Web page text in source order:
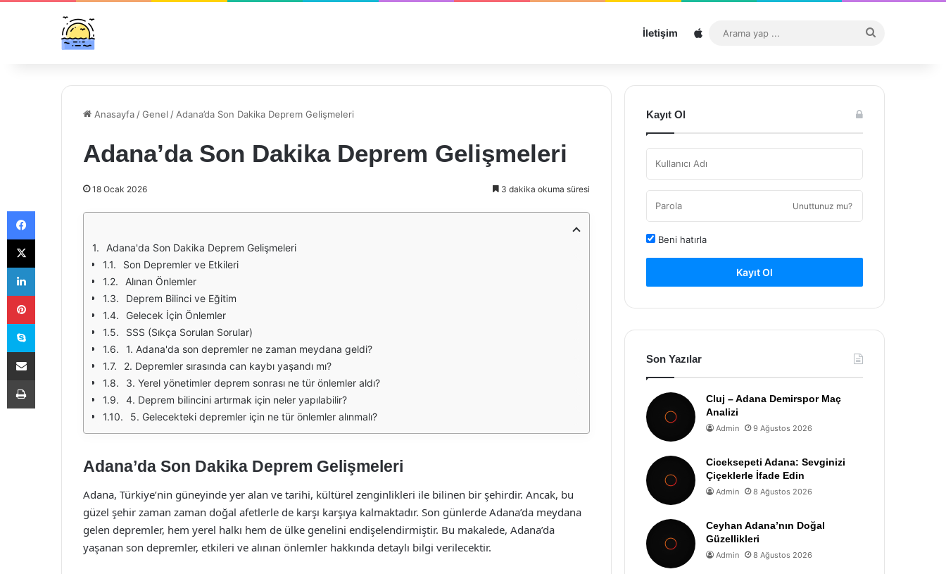
İletişim Sitemap
...
Anasayfa /Genel / Adana’da Son Dakika Deprem Gelişmeleri
Adana’da Son Dakika Deprem Gelişmeleri
18 Ocak 2026 3 dakika okuma süresi
Adana'da Son Dakika Deprem Gelişmeleri
Son Depremler ve Etkileri
Alınan Önlemler
Deprem Bilinci ve Eğitim
Gelecek İçin Önlemler
SSS (Sıkça Sorulan Sorular)
1. Adana'da son depremler ne zaman meydana geldi?
2. Depremler sırasında can kaybı yaşandı mı?
3. Yerel yönetimler deprem sonrası ne tür önlemler aldı?
4. Deprem bilincini artırmak için neler yapılabilir?
5. Gelecekteki depremler için ne tür önlemler alınmalı?
Adana’da Son Dakika Deprem Gelişmeleri
Adana, Türkiye’nin güneyinde yer alan ve tarihi, kültürel zenginlikleri ile bilinen bir şehirdir. Ancak, bu
güzel şehir zaman zaman doğal afetlerle de karşı karşıya kalmaktadır. Son günlerde Adana’da meydana
gelen depremler, hem yerel halkı hem de ülke genelini endişelendirmiştir. Bu makalede, Adana’da
yaşanan son depremler, etkileri ve alınan önlemler hakkında detaylı bilgi verilecektir.
Kayıt Ol
Unuttunuz mu?
Beni hatırla
Kayıt Ol
Son Yazılar
Cluj – Adana Demirspor Maç
Analizi
Admin 9 Ağustos 2026
Ciceksepeti Adana: Sevginizi
Çiçeklerle İfade Edin
Admin 8 Ağustos 2026
Ceyhan Adana’nın Doğal
Güzellikleri
Admin 8 Ağustos 2026
Facebook
X
LinkedIn
Pinterest
Skype
E-Posta ile paylaş